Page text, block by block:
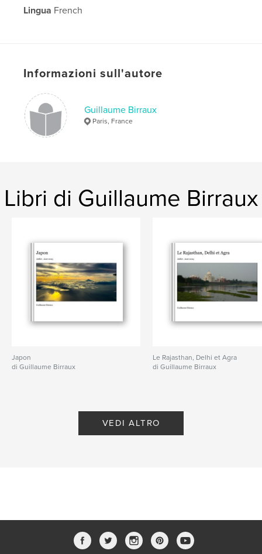
Lingua French
Informazioni sull'autore
Guillaume Birraux
Paris, France
Libri di Guillaume Birraux
Japon
di Guillaume Birraux
Le Rajasthan, Delhi et Agra
di Guillaume Birraux
VEDI ALTRO